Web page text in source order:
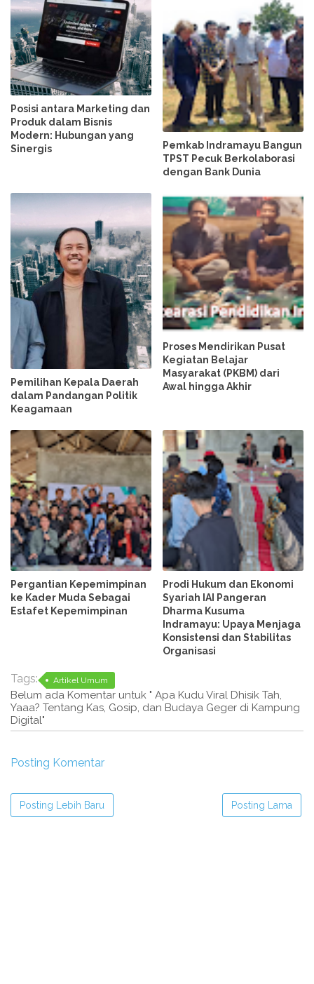
Posisi antara Marketing dan
Produk dalam Bisnis
Modern: Hubungan yang
Sinergis
Pemkab Indramayu Bangun
TPST Pecuk Berkolaborasi
dengan Bank Dunia
Pemilihan Kepala Daerah
dalam Pandangan Politik
Keagamaan
Proses Mendirikan Pusat
Kegiatan Belajar
Masyarakat (PKBM) dari
Awal hingga Akhir
Pergantian Kepemimpinan
ke Kader Muda Sebagai
Estafet Kepemimpinan
Prodi Hukum dan Ekonomi
Syariah IAI Pangeran
Dharma Kusuma
Indramayu: Upaya Menjaga
Konsistensi dan Stabilitas
Organisasi
Tags: Artikel Umum
Belum ada Komentar untuk " Apa Kudu Viral Dhisik Tah,
Yaaa? Tentang Kas, Gosip, dan Budaya Geger di Kampung
Digital"
Posting Komentar
Posting Lebih Baru Posting Lama